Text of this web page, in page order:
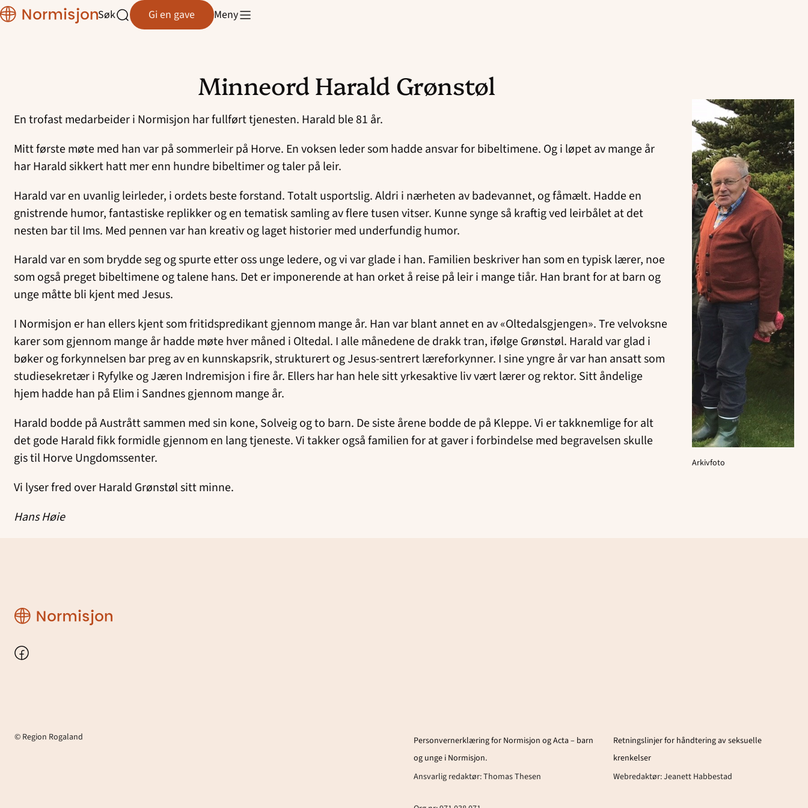
innhold
Region
Rogaland
Åpne
Søk Gi en gave Meny
Minneord Harald Grønstøl
Arkivfoto
En trofast medarbeider i Normisjon har fullført tjenesten. Harald ble 81 år.
Mitt første møte med han var på sommerleir på Horve. En voksen leder som hadde ansvar for bibeltimene. Og i løpet av mange år
har Harald sikkert hatt mer enn hundre bibeltimer og taler på leir.
Harald var en uvanlig leirleder, i ordets beste forstand. Totalt usportslig. Aldri i nærheten av badevannet, og fåmælt. Hadde en
gnistrende humor, fantastiske replikker og en tematisk samling av flere tusen vitser. Kunne synge så kraftig ved leirbålet at det
nesten bar til Ims. Med pennen var han kreativ og laget historier med underfundig humor.
Harald var en som brydde seg og spurte etter oss unge ledere, og vi var glade i han. Familien beskriver han som en typisk lærer, noe
som også preget bibeltimene og talene hans. Det er imponerende at han orket å reise på leir i mange tiår. Han brant for at barn og
unge måtte bli kjent med Jesus.
I Normisjon er han ellers kjent som fritidspredikant gjennom mange år. Han var blant annet en av «Oltedalsgjengen». Tre velvoksne
karer som gjennom mange år hadde møte hver måned i Oltedal. I alle månedene de drakk tran, ifølge Grønstøl. Harald var glad i
bøker og forkynnelsen bar preg av en kunnskapsrik, strukturert og Jesus-sentrert læreforkynner. I sine yngre år var han ansatt som
studiesekretær i Ryfylke og Jæren Indremisjon i fire år. Ellers har han hele sitt yrkesaktive liv vært lærer og rektor. Sitt åndelige
hjem hadde han på Elim i Sandnes gjennom mange år.
Harald bodde på Austrått sammen med sin kone, Solveig og to barn. De siste årene bodde de på Kleppe. Vi er takknemlige for alt
det gode Harald fikk formidle gjennom en lang tjeneste. Vi takker også familien for at gaver i forbindelse med begravelsen skulle
gis til Horve Ungdomssenter.
Vi lyser fred over Harald Grønstøl sitt minne.
Hans Høie
Region
Rogaland
Facebook
© Region Rogaland
Personvernerklæring for Normisjon og Acta – barn
og unge i Normisjon.
Retningslinjer for håndtering av seksuelle
krenkelser
Ansvarlig redaktør:Thomas Thesen Webredaktør:Jeanett Habbestad